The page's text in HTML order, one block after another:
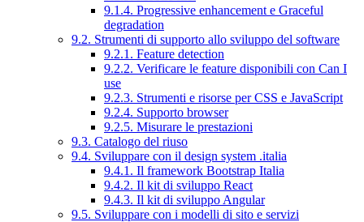
9.1.4. Progressive enhancement e Graceful
degradation
9.2. Strumenti di supporto allo sviluppo del software
9.2.1. Feature detection
9.2.2. Verificare le feature disponibili con Can I
use
9.2.3. Strumenti e risorse per CSS e JavaScript
9.2.4. Supporto browser
9.2.5. Misurare le prestazioni
9.3. Catalogo del riuso
9.4. Sviluppare con il design system .italia
9.4.1. Il framework Bootstrap Italia
9.4.2. Il kit di sviluppo React
9.4.3. Il kit di sviluppo Angular
9.5. Sviluppare con i modelli di sito e servizi